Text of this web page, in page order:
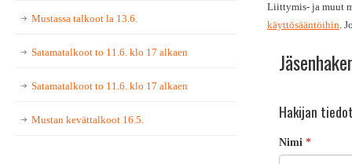
Liittymis- ja muut
käyttösääntöihin.
Hakijan
Nimi *
Mustassa talkoot la 13.6.
Satamatalkoot to 11.6. klo 17 alkaen
Satamatalkoot to 11.6. klo 17 alkaen
Mustan kevättalkoot 16.5.